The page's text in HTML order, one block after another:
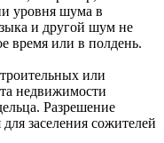
уровня шума в
и другой шум не
время или в полдень.
или
недвижимости
Разрешение
заселения сожителей